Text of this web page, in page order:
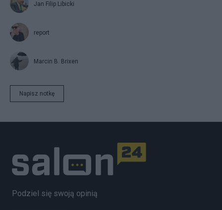
Jan Filip Libicki
report
Marcin B. Brixen
Napisz notkę
Podziel się swoją opinią